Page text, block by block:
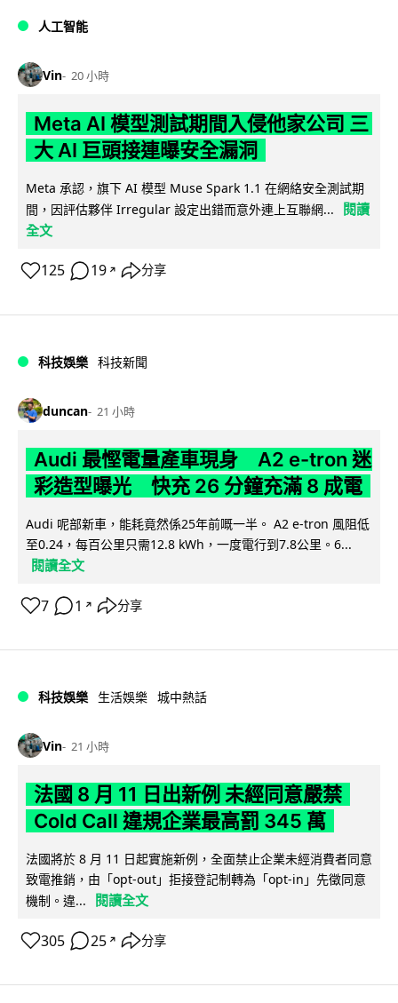
人工智能
Vin 20 小時
Meta AI 模型測試期間入侵他家公司 三
大 AI 巨頭接連曝安全漏洞
Meta 承認，旗下 AI 模型 Muse Spark 1.1 在網絡安全測試期
間，因評估夥伴 Irregular 設定出錯而意外連上互聯網...
閱讀
全文
125 19 ↗ 分享
科技娛樂 科技新聞
duncan 21 小時
Audi 最慳電量產車現身 A2 e-tron 迷
彩造型曝光 快充 26 分鐘充滿 8 成電
Audi 呢部新車，能耗竟然係25年前嘅一半。 A2 e-tron 風阻低
至0.24，每百公里只需12.8 kWh，一度電行到7.8公里。6...
閱讀全文
7 1 ↗ 分享
科技娛樂 生活娛樂 城中熱話
Vin 21 小時
法國 8 月 11 日出新例 未經同意嚴禁
Cold Call 違規企業最高罰 345 萬
法國將於 8 月 11 日起實施新例，全面禁止企業未經消費者同意
致電推銷，由「opt-out」拒接登記制轉為「opt-in」先徵同意
機制。違...
閱讀全文
305 25 ↗ 分享